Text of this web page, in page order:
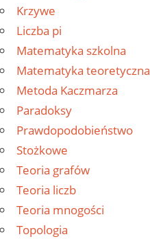
Krzywe
Liczba pi
Matematyka szkolna
Matematyka teoretyczna
Metoda Kaczmarza
Paradoksy
Prawdopodobieństwo
Stożkowe
Teoria grafów
Teoria liczb
Teoria mnogości
Topologia